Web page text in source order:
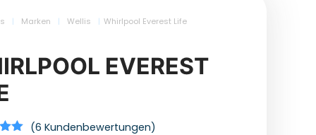
| Marken | Wellis | Whirlpool Everest Life
EVEREST
(6 Kundenbewertungen)